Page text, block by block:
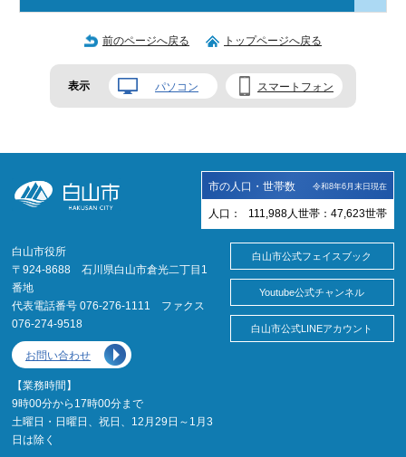
前のページへ戻る トップページへ戻る
表示 パソコン スマートフォン
市の人口・世帯数 令和8年6月末日現在
人口： 111,988 人 世帯： 47,623世帯
白山市役所
〒924-8688 石川県白山市倉光二丁目1
番地
代表電話番号 076-276-1111 ファクス
076-274-9518
お問い合わせ
【業務時間】
9時00分から17時00分まで
土曜日・日曜日、祝日、12月29日～1月3
日は除く
白山市公式フェイスブック
Youtube公式チャンネル
白山市公式LINEアカウント